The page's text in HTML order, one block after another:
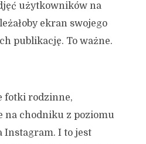
użytkowników na
ekran swojego
publikację. To ważne.
fotki rodzinne,
na chodniku z poziomu
Instagram. I to jest